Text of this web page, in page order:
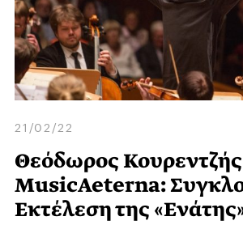
21/02/22
Θεόδωρος
MusicAeterna:
Εκτέλεση της